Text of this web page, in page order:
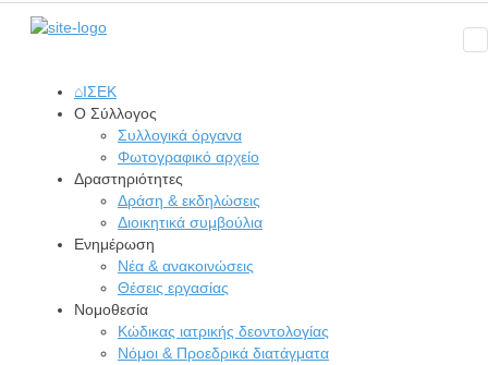
⌂ΙΣΕΚ
Ο Σύλλογος
Συλλογικά όργανα
Φωτογραφικό αρχείο
Δραστηριότητες
Δράση & εκδηλώσεις
Διοικητικά συμβούλια
Ενημέρωση
Νέα & ανακοινώσεις
Θέσεις εργασίας
Νομοθεσία
Κώδικας ιατρικής δεοντολογίας
Νόμοι & Προεδρικά διατάγματα